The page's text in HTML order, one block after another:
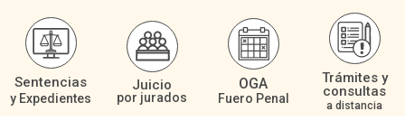
Sentencias
y Expedientes
Juicio
por jurados
OGA
Fuero Penal
Trámites y
consultas
a distancia